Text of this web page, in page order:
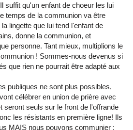
suffit qu'un enfant de choeur les lui
temps de la communion va être
lingette que lui tend l'enfant de
donne la communion, et
personne. Tant mieux, multiplions le
! Sommes-nous devenus si
que rien ne pourrait être adapté aux
publiques ne sont plus possibles,
célébrer en union de prière avec
seront seuls sur le front de l'offrande
les résistants en première ligne! Ils
MAIS nous pouvons communier :